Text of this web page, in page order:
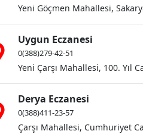
Yeni Göçmen Mahallesi,
Uygun Eczanesi
0(388)279-42-51
Yeni Çarşı Mahallesi, 100. Yıl
Derya Eczanesi
0(388)411-23-57
Çarşı Mahallesi, Cumhuriyet